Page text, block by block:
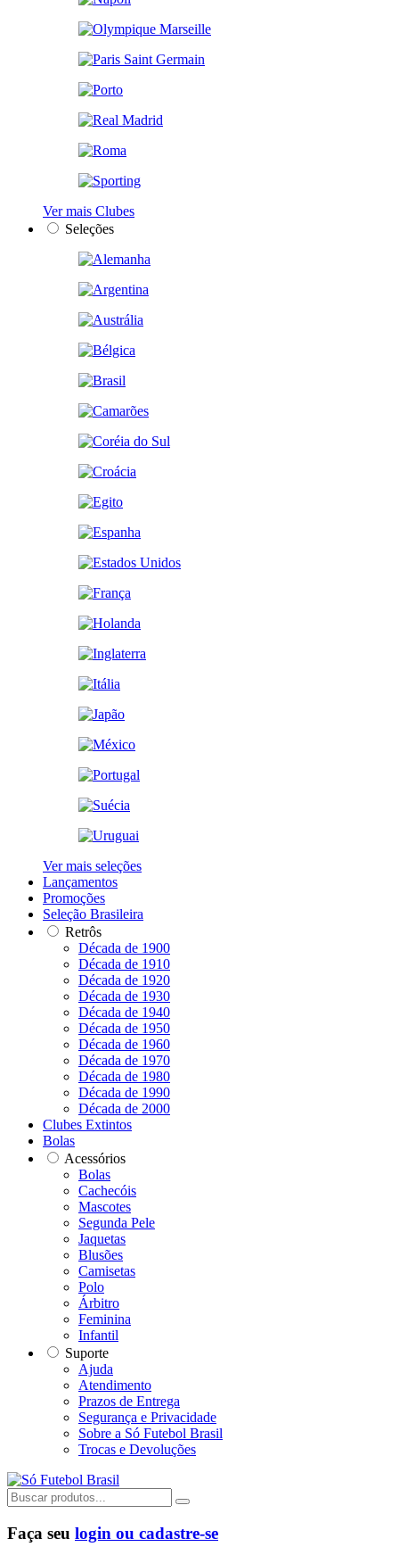
Ver mais Clubes
Seleções
Ver mais seleções
Lançamentos
Promoções
Seleção Brasileira
Retrôs
Década de 1900
Década de 1910
Década de 1920
Década de 1930
Década de 1940
Década de 1950
Década de 1960
Década de 1970
Década de 1980
Década de 1990
Década de 2000
Clubes Extintos
Bolas
Acessórios
Bolas
Cachecóis
Mascotes
Segunda Pele
Jaquetas
Blusões
Camisetas
Polo
Árbitro
Feminina
Infantil
Suporte
Ajuda
Atendimento
Prazos de Entrega
Segurança e Privacidade
Sobre a Só Futebol Brasil
Trocas e Devoluções
Faça seu login ou cadastre-se